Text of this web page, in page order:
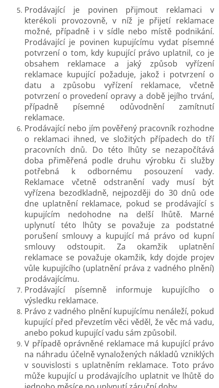
Prodávající je povinen přijmout reklamaci v
kterékoli provozovně, v níž je přijetí reklamace
možné, případně i v sídle nebo místě podnikání.
Prodávající je povinen kupujícímu vydat písemné
potvrzení o tom, kdy kupující právo uplatnil, co je
obsahem reklamace a jaký způsob vyřízení
reklamace kupující požaduje, jakož i potvrzení o
datu a způsobu vyřízení reklamace, včetně
potvrzení o provedení opravy a době jejího trvání,
případně písemné odůvodnění zamítnutí
reklamace.
Prodávající nebo jím pověřený pracovník rozhodne
o reklamaci ihned, ve složitých případech do tří
pracovních dnů. Do této lhůty se nezapočítává
doba přiměřená podle druhu výrobku či služby
potřebná k odbornému posouzení vady.
Reklamace včetně odstranění vady musí být
vyřízena bezodkladně, nejpozději do 30 dnů ode
dne uplatnění reklamace, pokud se prodávající s
kupujícím nedohodne na delší lhůtě. Marné
uplynutí této lhůty se považuje za podstatné
porušení smlouvy a kupující má právo od kupní
smlouvy odstoupit. Za okamžik uplatnění
reklamace se považuje okamžik, kdy dojde projev
vůle kupujícího (uplatnění práva z vadného plnění)
prodávajícímu.
Prodávající písemně informuje kupujícího o
výsledku reklamace.
Právo z vadného plnění kupujícímu nenáleží, pokud
kupující před převzetím věci věděl, že věc má vadu,
anebo pokud kupující vadu sám způsobil.
V případě oprávněné reklamace má kupující právo
na náhradu účelně vynaložených nákladů vzniklých
v souvislosti s uplatněním reklamace. Toto právo
může kupující u prodávajícího uplatnit ve lhůtě do